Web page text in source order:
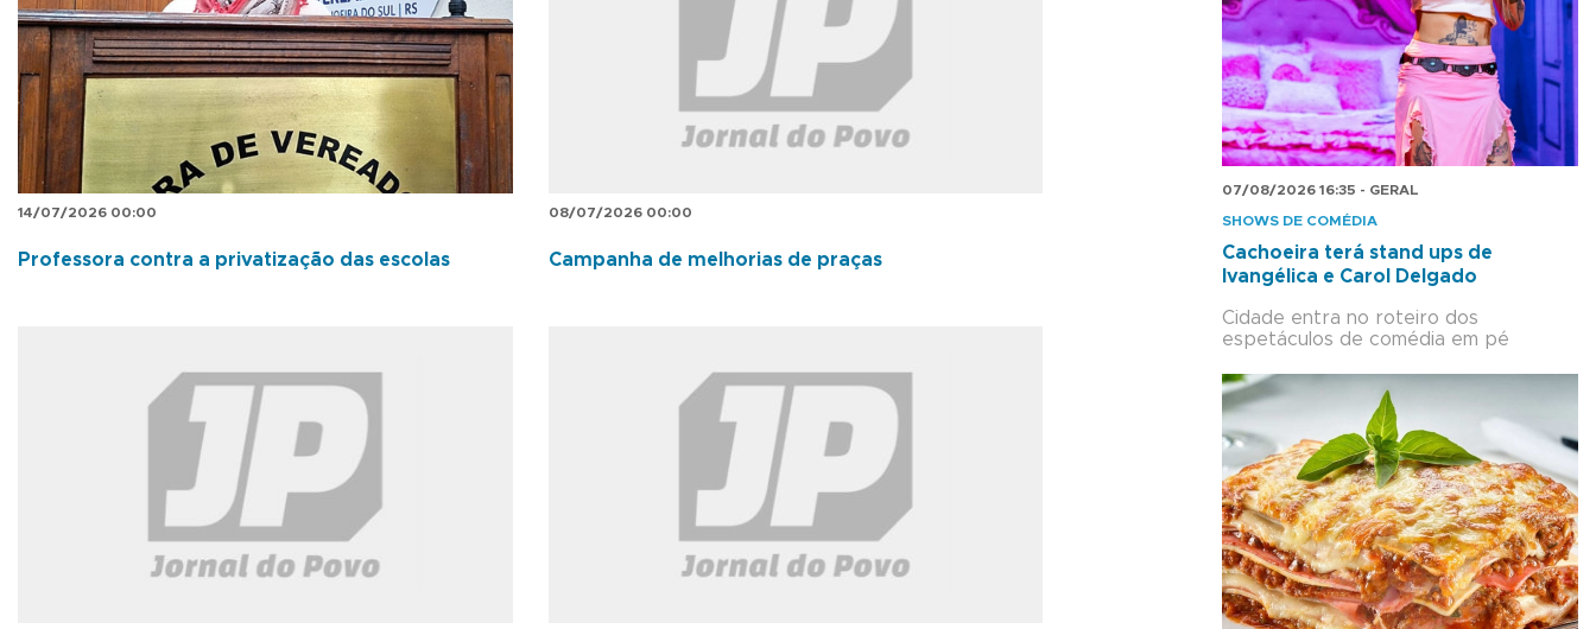
14/07/2026 00:00
Professora contra a privatização das escolas
08/07/2026 00:00
Campanha de melhorias de praças
07/08/2026 16:35 - GERAL
SHOWS DE COMÉDIA
Cachoeira terá stand ups de
Ivangélica e Carol Delgado
Cidade entra no roteiro dos
espetáculos de comédia em pé